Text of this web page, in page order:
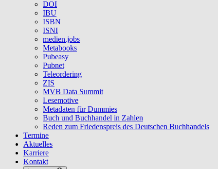
DOI
IBU
ISBN
ISNI
medien.jobs
Metabooks
Pubeasy
Pubnet
Teleordering
ZIS
MVB Data Summit
Lesemotive
Metadaten für Dummies
Buch und Buchhandel in Zahlen
Reden zum Friedenspreis des Deutschen Buchhandels
Termine
Aktuelles
Karriere
Kontakt